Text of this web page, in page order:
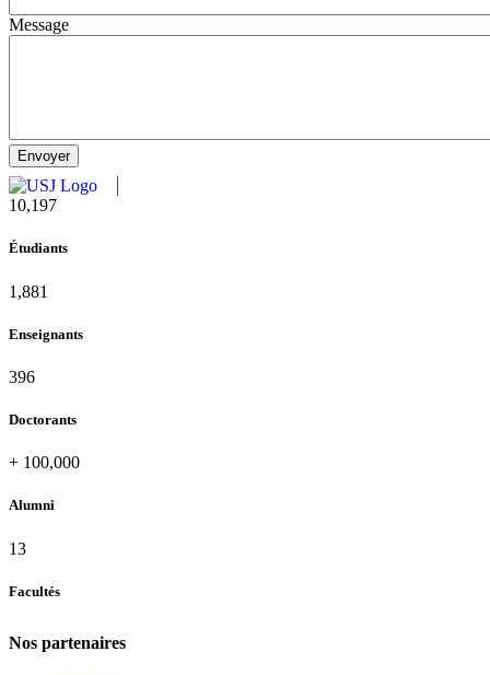
Message
11,124
Étudiants
2,052
Enseignants
432
Doctorants
+ 100,000
Alumni
13
Facultés
Nos partenaires